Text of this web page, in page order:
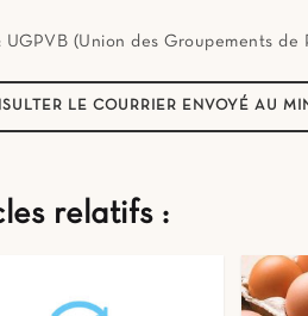
UGPVB (Union des Groupements
LE COURRIER ENVOYÉ AU
relatifs :